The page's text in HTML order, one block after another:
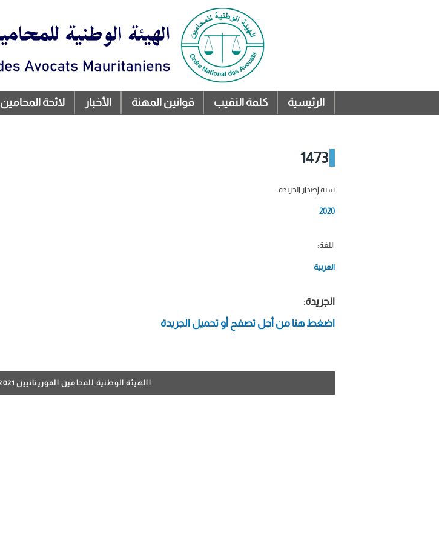
القائمة الرئيسية
الرئيسية كلمة النقيب قوانين المهنة الأخبار لائحة المحامين
1473
سنة إصدار الجريدة:
2020
اللغة:
العربية
الجريدة:
اضغط هنا من أجل تصفح أو تحميل الجريدة
االهيئة الوطنية للمحامين الموريتانيين 2021 - كافة الحقوق محفوظة